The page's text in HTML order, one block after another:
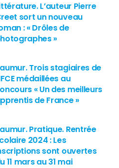
L’auteur Pierre
sort un nouveau
: « Drôles de
»
Trois stagiaires de
médaillées au
« Un des meilleurs
de France »
Pratique. Rentrée
2024 : Les
sont ouvertes
11 mars au 31 mai